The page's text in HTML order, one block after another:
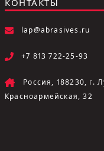
КОНТАКТЫ
lap@abrasives.ru
+7 813 722-25-93
Россия, 188230, г.
Красноармейская, 32